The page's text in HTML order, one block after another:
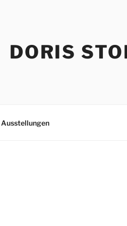
DORIS
Ausstellungen